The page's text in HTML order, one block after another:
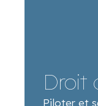
Droit
Piloter et